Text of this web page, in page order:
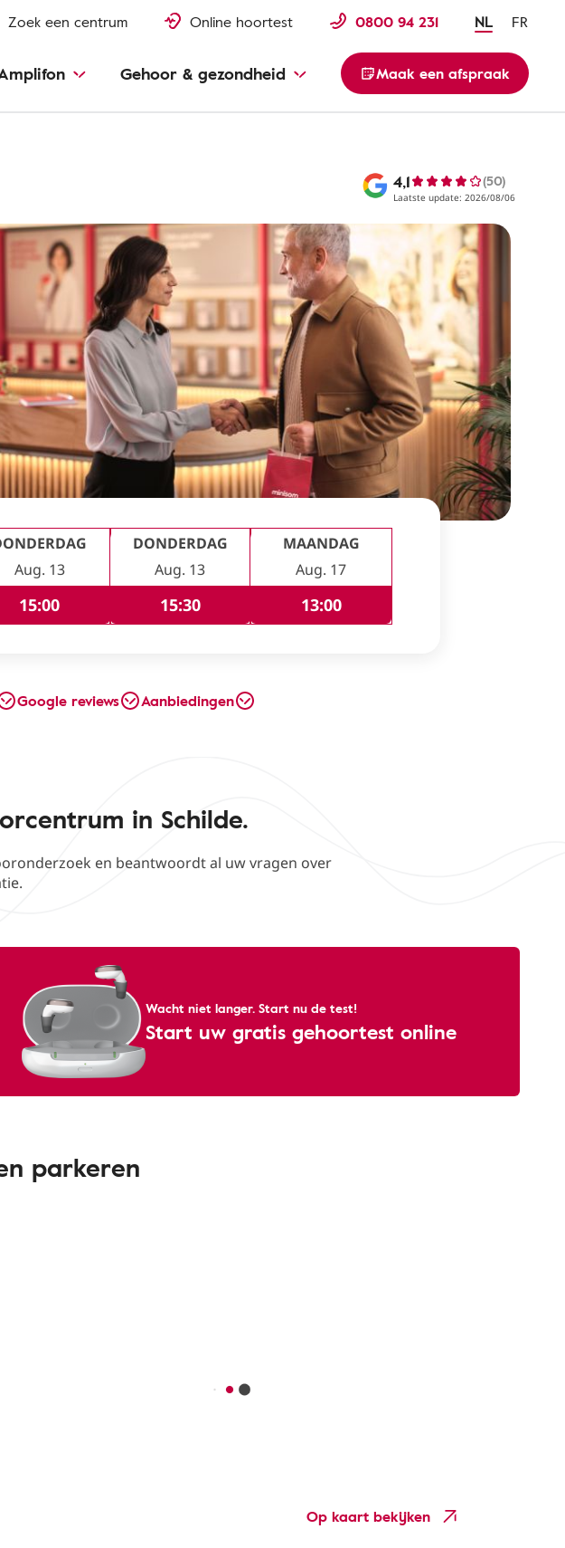
Zoek een centrum Online hoortest 0800 94 231 NL FR
Gehoor & gezondheid Maak een afspraak
4,1 (50)
Laatste update: 2026/08/06
Aug. 13
15:00
DONDERDAG
Aug. 13
15:30
MAANDAG
Aug. 17
13:00
Google reviews Aanbiedingen
in Schilde.
en beantwoordt al uw vragen over
Wacht niet langer. Start nu de test!
Start uw gratis gehoortest online
parkeren
Op kaart bekijken